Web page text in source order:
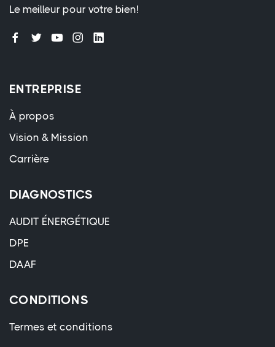
Le meilleur pour votre bien!
ENTREPRISE
À propos
Vision & Mission
Carrière
DIAGNOSTICS
AUDIT ÉNERGÉTIQUE
DPE
DAAF
CONDITIONS
Termes et conditions